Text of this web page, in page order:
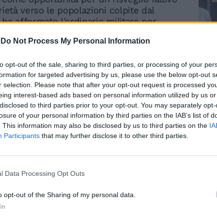
Do Not Process My Personal Information
opt-out of the sale, sharing to third parties, or processing of your
for targeted advertising by us, please use the below opt-out
selection. Please note that after your opt-out request is processed
interest-based ads based on personal information utilized by us
to third parties prior to your opt-out. You may separately
of your personal information by third parties on the IAB’s list of
This information may also be disclosed by us to third parties on the
Participants that may further disclose it to other third parties.
Data Processing Opt Outs
opt-out of the Sharing of my personal data.
verso le popolazioni colpite dal
ha affermato l'ordinario militare per
Peretti, ispettrice generale delle
dell'Emilia. Posso capire che qualcuno
ma gli italiani non dovrebbero
a una manifestazione che è stata
proprio per rispetto alle
colpite dal sisma. Saremo alla sfilata-
nazionale delle crocerossine-
dimenticare che abbiamo 100 sorelle
in Emilia». Eppure nonostante i tagli in
parata militare. Tra loro anche il sidnaco
a rappresentare la città. Twitter
di contestazione con l' hashtag
Rudy Giuliani a Come States?
Trump, Meloni e la strategia
americana